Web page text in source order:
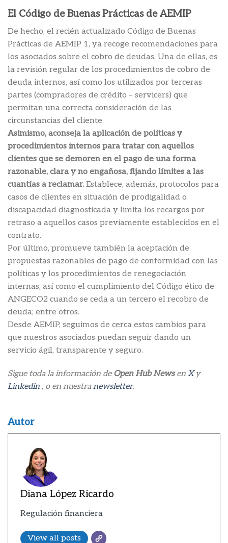
El Código de Buenas Prácticas de AEMIP
De hecho, el recién actualizado Código de Buenas
Prácticas de AEMIP 1, ya recoge recomendaciones para
los asociados sobre el cobro de deudas. Una de ellas, es
la revisión regular de los procedimientos de cobro de
deuda internos, así como los utilizados por terceras
partes (compradores de crédito – servicers) que
permitan una correcta consideración de las
circunstancias del cliente.
Asimismo, aconseja la aplicación de políticas y
procedimientos internos para tratar con aquellos
clientes que se demoren en el pago de una forma
razonable, clara y no engañosa, fijando límites a las
cuantías a reclamar. Establece, además, protocolos para
casos de clientes en situación de prodigalidad o
discapacidad diagnosticada y limita los recargos por
retraso a aquellos casos previamente establecidos en el
contrato.
Por último, promueve también la aceptación de
propuestas razonables de pago de conformidad con las
políticas y los procedimientos de renegociación
internas, así como el cumplimiento del Código ético de
ANGECO2 cuando se ceda a un tercero el recobro de
deuda; entre otros.
Desde AEMIP, seguimos de cerca estos cambios para
que nuestros asociados puedan seguir dando un
servicio ágil, transparente y seguro.
Sigue toda la información de Open Hub Newsen Xy
Linkedin , o en nuestranewsletter.
Autor
Diana López Ricardo
Regulación financiera
View all posts